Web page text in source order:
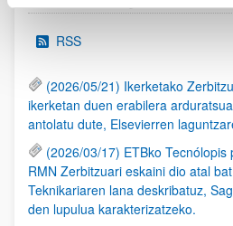
RSS
(2026/05/21) Ikerketako
ikerketan duen erabilera
antolatu dute, Elsevierren
(2026/03/17) ETBko
RMN Zerbitzuari eskaini dio atal
Teknikariaren lana deskribatuz,
den lupulua karakterizatzeko.